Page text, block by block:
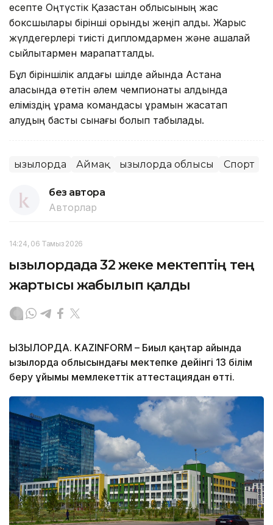
есепте Оңтүстік Қазақстан облысының жас
боксшылары бірінші орынды жеңіп алды. Жарыс
жүлдегерлері тиісті дипломдармен және ақшалай
сыйлықтармен марапатталды.
Бұл біріншілік алдағы шілде айында Астана
қаласында өтетін әлем чемпионаты алдында
еліміздің құрама командасы құрамын жасақтап
алудың басты сынағы болып табылады.
Қызылорда Аймақ Қызылорда облысы Спорт
без автора
Авторлар
14:24, 06 Тамыз 2026
Қызылордада 32 жеке мектептің тең
жартысы жабылып қалды
ҚЫЗЫЛОРДА. KAZINFORM – Биыл қаңтар айында
Қызылорда облысындағы мектепке дейінгі 13 білім
беру ұйымы мемлекеттік аттестациядан өтті.